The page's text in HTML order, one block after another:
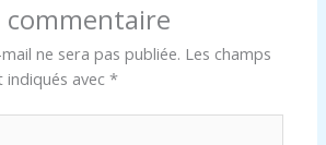
commentaire
ne sera pas publiée. Les champs
indiqués avec*